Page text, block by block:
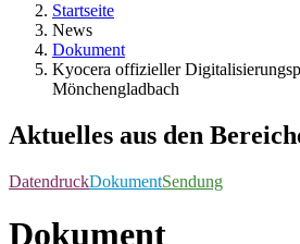
Startseite
News
Dokument
Kyocera offizieller
Mönchengladbach
Aktuelles aus den
DatendruckDokumentSendung
Dokument